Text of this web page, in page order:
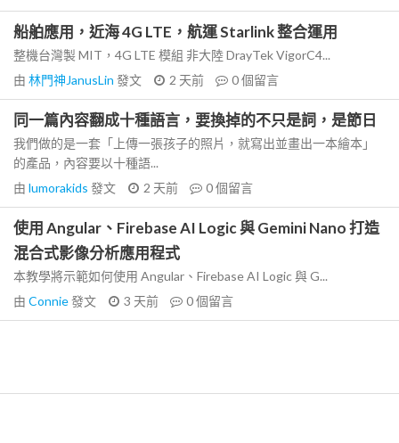
船舶應用，近海 4G LTE，航運 Starlink 整合運用
整機台灣製 MIT，4G LTE 模組 非大陸 DrayTek VigorC4...
由 林門神JanusLin 發文 2 天前 0個留言
同一篇內容翻成十種語言，要換掉的不只是詞，是節日
我們做的是一套「上傳一張孩子的照片，就寫出並畫出一本繪本」
的產品，內容要以十種語...
由 lumorakids 發文 2 天前 0個留言
使用 Angular、Firebase AI Logic 與 Gemini Nano 打造
混合式影像分析應用程式
本教學將示範如何使用 Angular、Firebase AI Logic 與 G...
由 Connie發文 3 天前 0個留言